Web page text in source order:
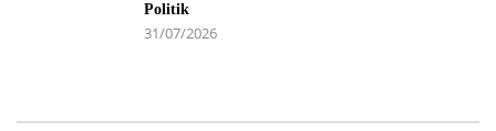
Politik
31/07/2026